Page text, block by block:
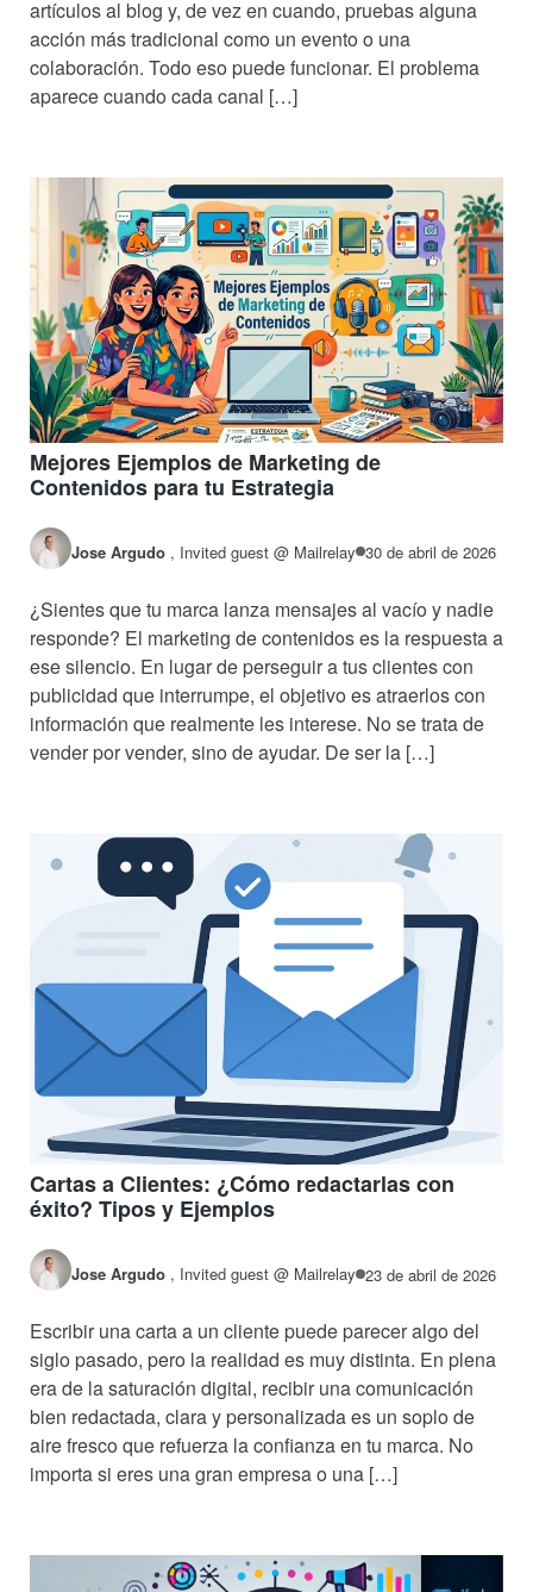
artículos al blog y, de vez en cuando, pruebas alguna
acción más tradicional como un evento o una
colaboración. Todo eso puede funcionar. El problema
aparece cuando cada canal […]
Mejores Ejemplos de Marketing de
Contenidos para tu Estrategia
Jose Argudo , Invited guest @ Mailrelay 30 de abril de 2026
¿Sientes que tu marca lanza mensajes al vacío y nadie
responde? El marketing de contenidos es la respuesta a
ese silencio. En lugar de perseguir a tus clientes con
publicidad que interrumpe, el objetivo es atraerlos con
información que realmente les interese. No se trata de
vender por vender, sino de ayudar. De ser la […]
Cartas a Clientes: ¿Cómo redactarlas con
éxito? Tipos y Ejemplos
Jose Argudo , Invited guest @ Mailrelay 23 de abril de 2026
Escribir una carta a un cliente puede parecer algo del
siglo pasado, pero la realidad es muy distinta. En plena
era de la saturación digital, recibir una comunicación
bien redactada, clara y personalizada es un soplo de
aire fresco que refuerza la confianza en tu marca. No
importa si eres una gran empresa o una […]